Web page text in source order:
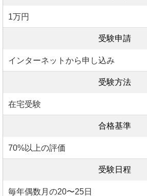
1万円
受験申請
インターネットから申し込み
受験方法
在宅受験
合格基準
70%以上の評価
受験日程
毎年偶数月の20〜25日